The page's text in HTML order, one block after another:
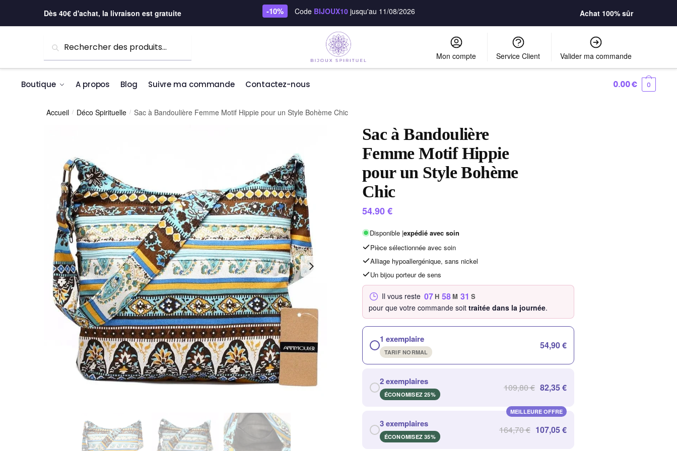
Dès 40€ d'achat, la livraison est gratuite -10% Code BIJOUX10jusqu'au 11/08/2026 Achat 100% sûr
Recherche
Mon compte Service Client Valider ma commande
Boutique A propos Blog Suivre ma commande Contactez-nous 0.00€ 0
Accueil / Déco Spirituelle / Sac à Bandoulière Femme Motif Hippie pour un Style Bohème Chic
Sac à Bandoulière
Femme Motif Hippie
pour un Style Bohème
Chic
54.90€
Disponible |expédié avec soin
Pièce sélectionnée avec soin
Alliage hypoallergénique, sans nickel
Un bijou porteur de sens
Il vous reste 07 H 58M 29 S
pour que votre commande soit traitée dans la journée.
1 exemplaire
TARIF NORMAL
54,90 €
2 exemplaires
ÉCONOMISEZ 25%
109,80 € 82,35 €
MEILLEURE OFFRE
3 exemplaires
ÉCONOMISEZ 35%
164,70 € 107,05 €